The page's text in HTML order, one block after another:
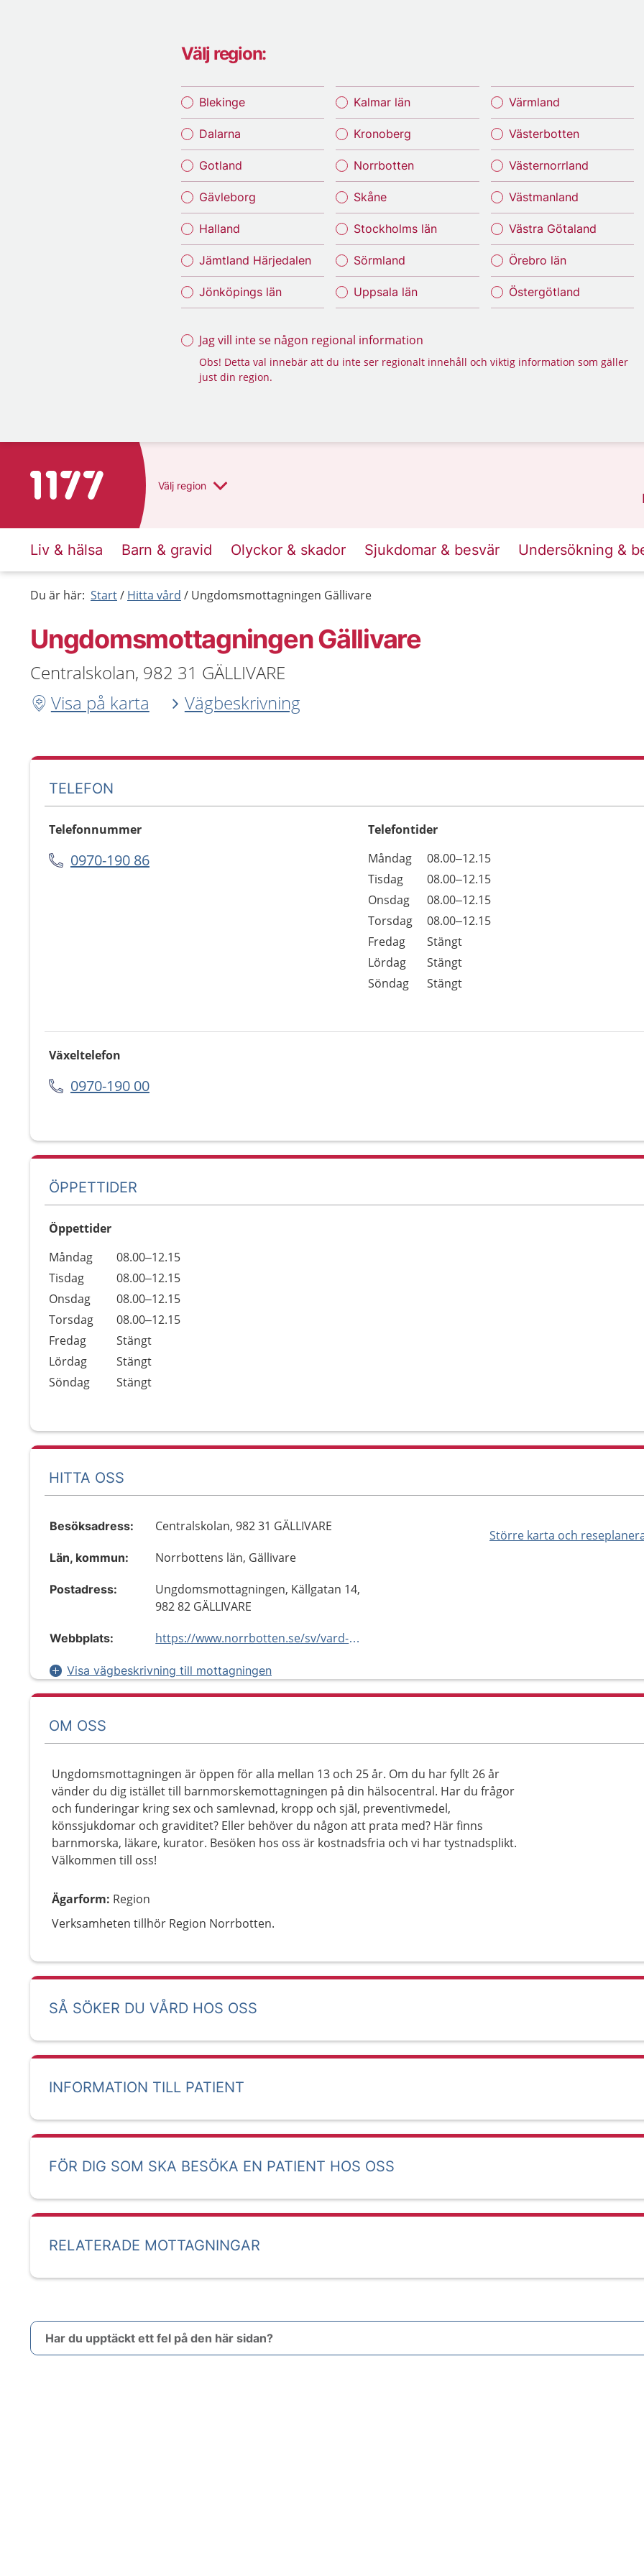
Välj region:
Blekinge
Dalarna
Gotland
Gävleborg
Halland
Jämtland Härjedalen
Jönköpings län
Kalmar län
Kronoberg
Norrbotten
Skåne
Stockholms län
Sörmland
Uppsala län
Värmland
Västerbotten
Västernorrland
Västmanland
Västra Götaland
Örebro län
Östergötland
Jag vill inte se någon regional information
Obs! Detta val innebär att du inte ser regionalt innehåll och viktig information som gäller
just din region.
Till startsidan för 1177 Välj region
Liv & hälsa Barn & gravid Olyckor & skador Sjukdomar & besvär Undersökning &
Du är här: Start Hitta vård Ungdomsmottagningen Gällivare
Ungdoms­mottagningen Gällivare
Centralskolan, 982 31 GÄLLIVARE
Visa på karta
Vägbeskrivning
TELEFON
Telefonnummer
0970-190 86
Telefontider
Dag
Öppettider
Kommentarer
Måndag
08.00–12.15
Tisdag
08.00–12.15
Onsdag
08.00–12.15
Torsdag
08.00–12.15
Fredag
Stängt
Lördag
Stängt
Söndag
Stängt
Växeltelefon
0970-190 00
ÖPPETTIDER
Öppettider
Dag
Öppettider
Kommentarer
Måndag
08.00–12.15
Tisdag
08.00–12.15
Onsdag
08.00–12.15
Torsdag
08.00–12.15
Fredag
Stängt
Lördag
Stängt
Söndag
Stängt
HITTA OSS
Större karta och
Besöksadress: Centralskolan, 982 31 GÄLLIVARE
Län, kommun: Norrbottens län, Gällivare
Postadress:
Ungdomsmottagningen, Källgatan 14,
982 82 GÄLLIVARE
Webbplats: https://www.norrbotten.se/sv/vard-och-halsa/vara-vardenheter
Visa vägbeskrivning till mottagningen
OM OSS
Ungdomsmottagningen är öppen för alla mellan 13 och 25 år. Om du har fyllt 26 år
vänder du dig istället till barnmorskemottagningen på din hälsocentral. Har du frågor
och funderingar kring sex och samlevnad, kropp och själ, preventivmedel,
könssjukdomar och graviditet? Eller behöver du någon att prata med? Här finns
barnmorska, läkare, kurator. Besöken hos oss är kostnadsfria och vi har tystnadsplikt.
Välkommen till oss!
Ägarform: Region
Verksamheten tillhör Region Norrbotten.
SÅ SÖKER DU VÅRD HOS OSS
INFORMATION TILL PATIENT
FÖR DIG SOM SKA BESÖKA EN PATIENT HOS OSS
RELATERADE MOTTAGNINGAR
Har du upptäckt ett fel på den här sidan?